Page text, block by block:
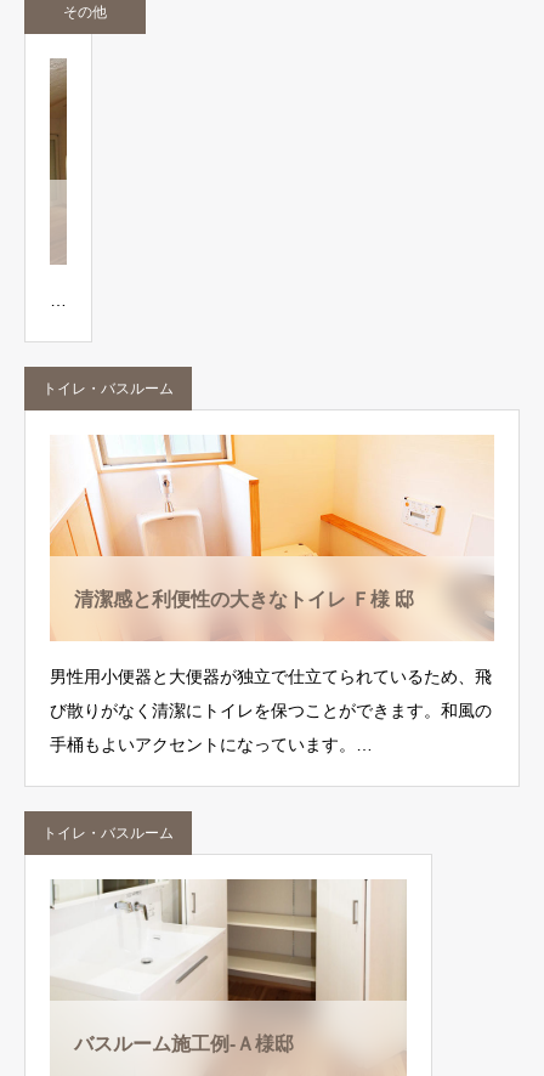
その他
トイレ・バスルーム
清潔感と利便性の大きなトイレ Ｆ様 邸
男性用小便器と大便器が独立で仕立てられているため、飛
び散りがなく清潔にトイレを保つことができます。和風の
手桶もよいアクセントになっています。…
トイレ・バスルーム
バスルーム施工例-Ａ様邸